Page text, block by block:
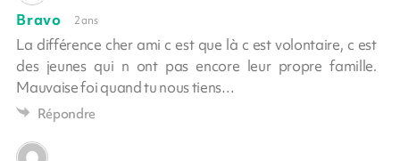
Bravo 2 ans
La différence cher ami c est que là c est volontaire, c est
des jeunes qui n ont pas encore leur propre famille.
Mauvaise foi quand tu nous tiens…
Répondre